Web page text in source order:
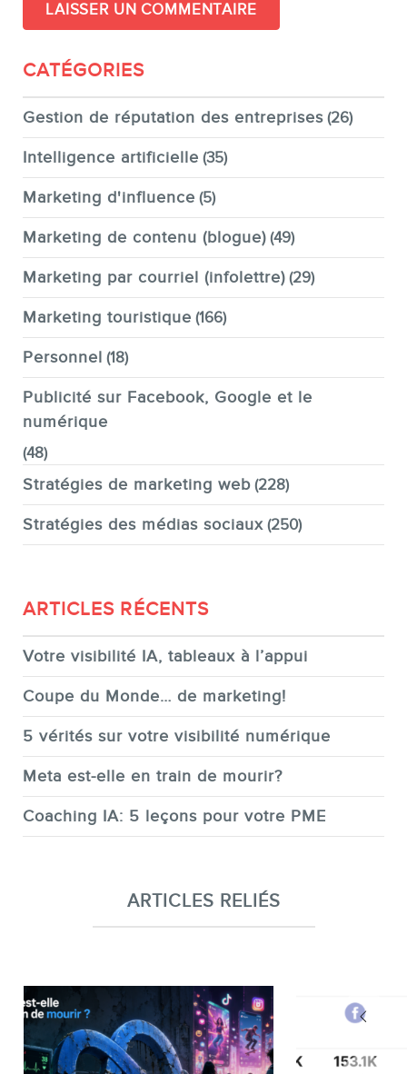
CATÉGORIES
Gestion de réputation des entreprises (26)
Intelligence artificielle (35)
Marketing d'influence (5)
Marketing de contenu (blogue) (49)
Marketing par courriel (infolettre) (29)
Marketing touristique (166)
Personnel (18)
Publicité sur Facebook, Google et le
numérique
(48)
Stratégies de marketing web (228)
Stratégies des médias sociaux (250)
ARTICLES RÉCENTS
Votre visibilité IA, tableaux à l’appui
Coupe du Monde… de marketing!
5 vérités sur votre visibilité numérique
Meta est-elle en train de mourir?
Coaching IA: 5 leçons pour votre PME
ARTICLES RELIÉS